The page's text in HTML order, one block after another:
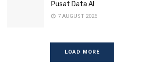
Pusat Data AI
7 AUGUST 2026
LOAD MORE